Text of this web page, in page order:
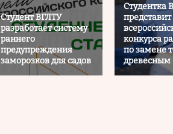
Студент ВГЛТУ
разработает систему
раннего
предупреждения
заморозков для садов
Студентка
конкурса
по замене
древесным